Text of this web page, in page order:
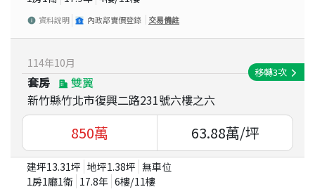
資料說明 內政部實價登錄 交易備註
114年10月
套房
雙翼
新竹縣竹北市復興二路231號六樓之六
移轉3次
850萬 63.88萬/坪
建坪13.31坪 地坪1.38坪 無車位
1房1廳1衛 17.8年 6樓/11樓